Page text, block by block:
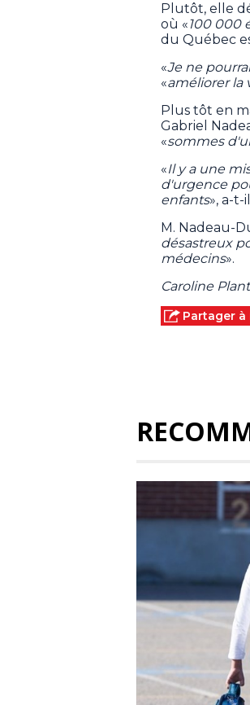
Plutôt, elle
où «100 000
du Québec
«Je ne
«améliorer la
Plus tôt en
Gabriel
«sommes
«Il y a une
d'urgence
enfants», a-t-
M. Nadeau-
désastreux
médecins».
Caroline
Partager